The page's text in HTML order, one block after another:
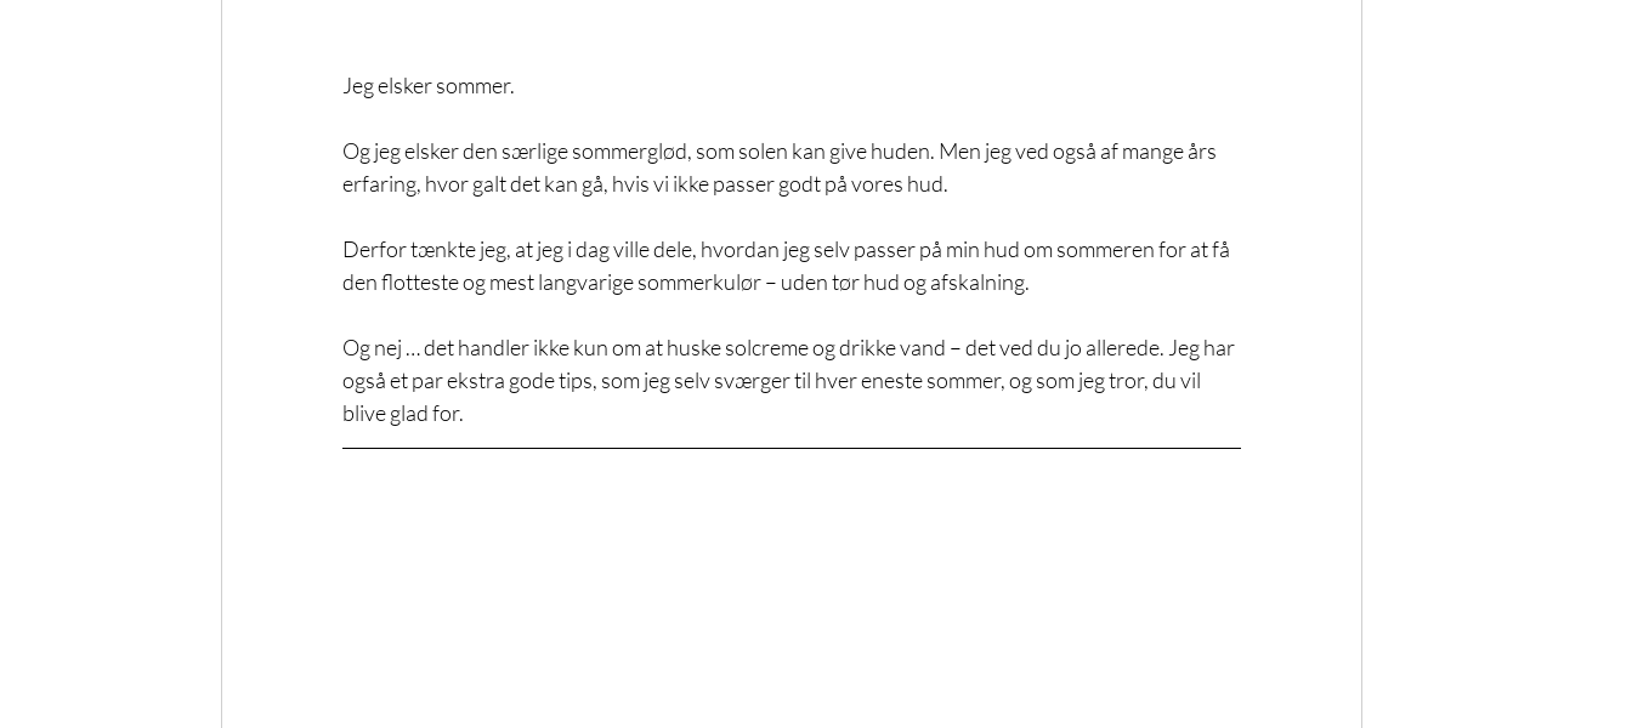
Jeg elsker sommer.
Og jeg elsker den særlige sommerglød, som solen kan give huden. Men jeg ved også af mange års
erfaring, hvor galt det kan gå, hvis vi ikke passer godt på vores hud.
Derfor tænkte jeg, at jeg i dag ville dele, hvordan jeg selv passer på min hud om sommeren for at få
den flotteste og mest langvarige sommerkulør – uden tør hud og afskalning.
Og nej … det handler ikke kun om at huske solcreme og drikke vand – det ved du jo allerede. Jeg har
også et par ekstra gode tips, som jeg selv sværger til hver eneste sommer, og som jeg tror, du vil
blive glad for.